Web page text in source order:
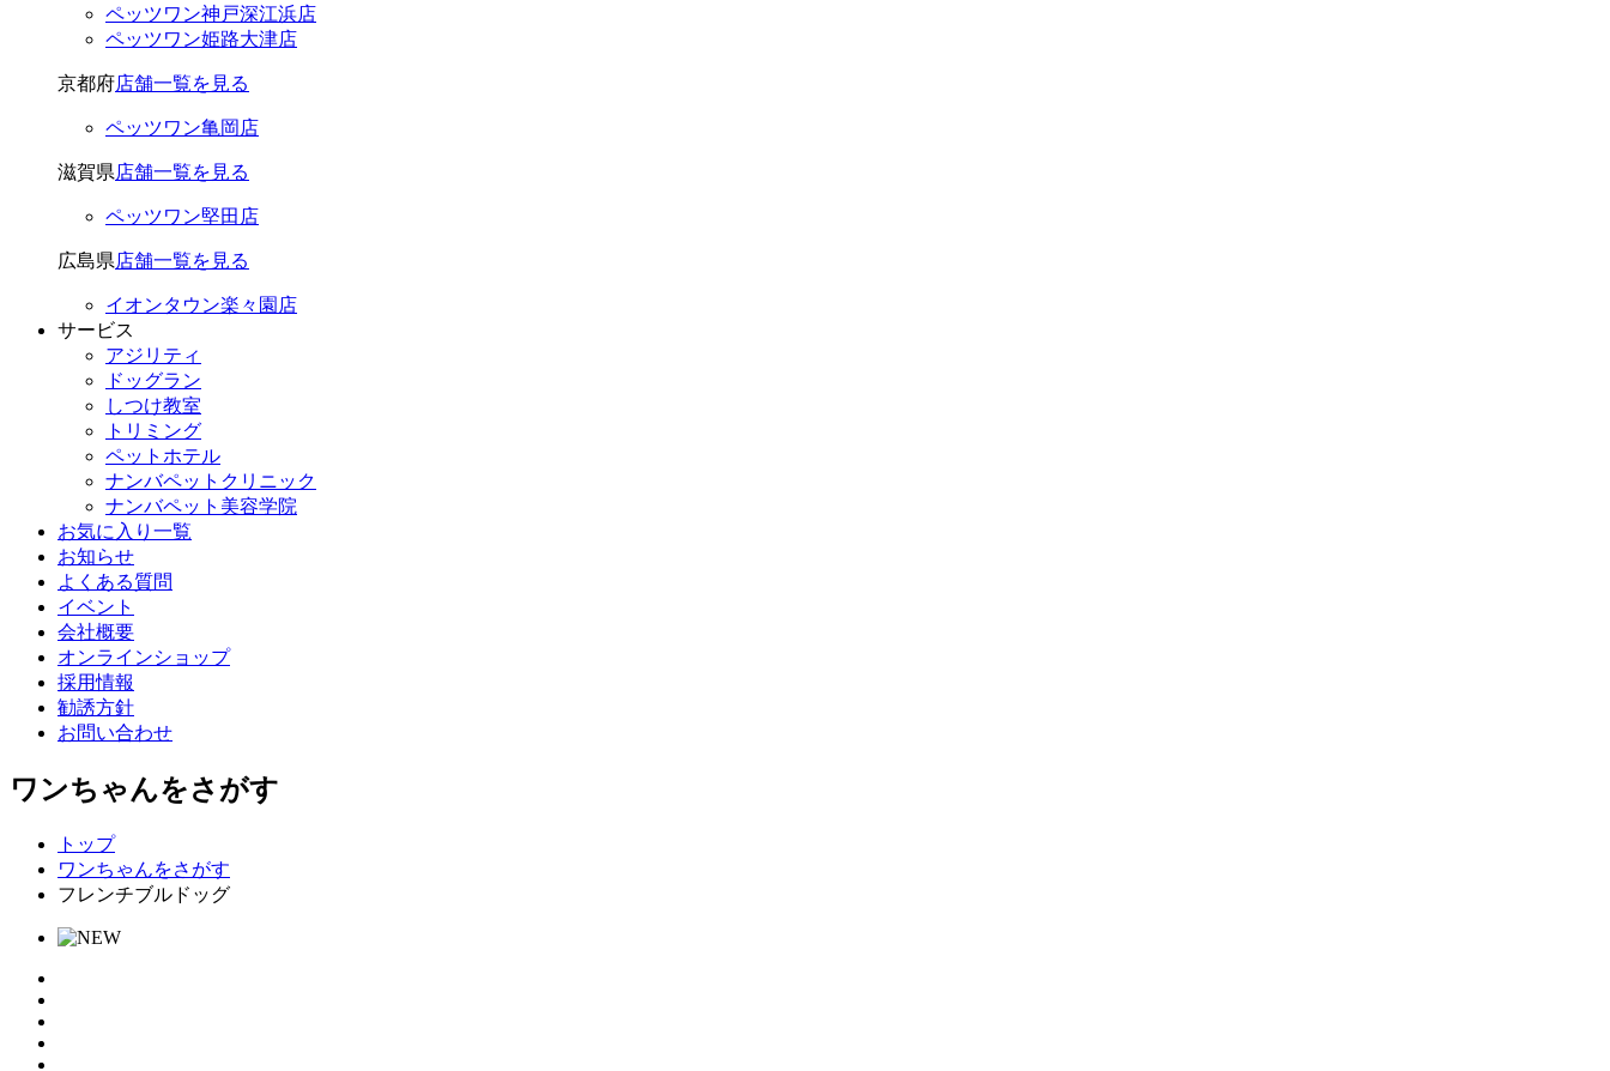
ペッツワン神戸深江浜店
ペッツワン姫路大津店
京都府店舗一覧を見る
ペッツワン亀岡店
滋賀県店舗一覧を見る
ペッツワン堅田店
広島県店舗一覧を見る
イオンタウン楽々園店
サービス
アジリティ
ドッグラン
しつけ教室
トリミング
ペットホテル
ナンバペットクリニック
ナンバペット美容学院
お気に入り一覧
お知らせ
よくある質問
イベント
会社概要
オンラインショップ
採用情報
勧誘方針
お問い合わせ
ワンちゃんをさがす
トップ
ワンちゃんをさがす
フレンチブルドッグ